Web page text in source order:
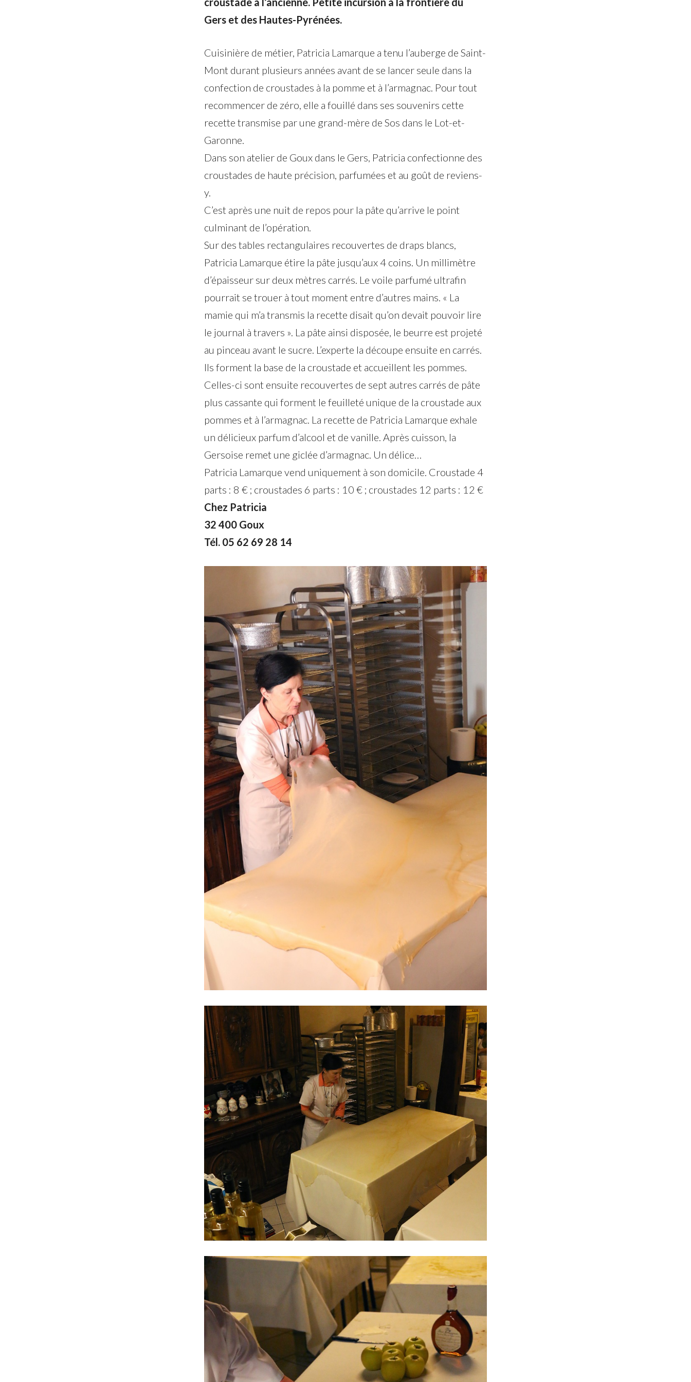
Gers et des Hautes-Pyrénées.
Cuisinière de métier, Patricia Lamarque a tenu l’auberge de Saint-
Mont durant plusieurs années avant de se lancer seule dans la
confection de croustades à la pomme et à l’armagnac. Pour tout
recommencer de zéro, elle a fouillé dans ses souvenirs cette
recette transmise par une grand-mère de Sos dans le Lot-et-
Garonne.
Dans son atelier de Goux dans le Gers, Patricia confectionne des
croustades de haute précision, parfumées et au goût de reviens-
y.
C’est après une nuit de repos pour la pâte qu’arrive le point
culminant de l’opération.
Sur des tables rectangulaires recouvertes de draps blancs,
Patricia Lamarque étire la pâte jusqu’aux 4 coins. Un millimètre
d’épaisseur sur deux mètres carrés. Le voile parfumé ultrafin
pourrait se trouer à tout moment entre d’autres mains. « La
mamie qui m’a transmis la recette disait qu’on devait pouvoir lire
le journal à travers ». La pâte ainsi disposée, le beurre est projeté
au pinceau avant le sucre. L’experte la découpe ensuite en carrés.
Ils forment la base de la croustade et accueillent les pommes.
Celles-ci sont ensuite recouvertes de sept autres carrés de pâte
plus cassante qui forment le feuilleté unique de la croustade aux
pommes et à l’armagnac. La recette de Patricia Lamarque exhale
un délicieux parfum d’alcool et de vanille. Après cuisson, la
Gersoise remet une giclée d’armagnac. Un délice…
Patricia Lamarque vend uniquement à son domicile. Croustade 4
parts : 8 € ; croustades 6 parts : 10 € ; croustades 12 parts : 12 €
Chez Patricia
32 400 Goux
Tél. 05 62 69 28 14